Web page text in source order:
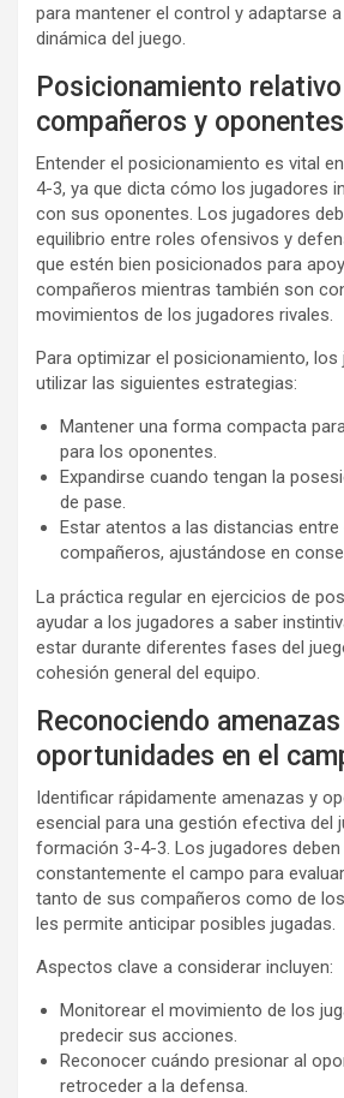
para mantener el control y adaptarse
dinámica del juego.
Posicionamiento
compañeros y oponentes
Entender el posicionamiento es vital
4-3, ya que dicta cómo los jugadores
con sus oponentes. Los jugadores
equilibrio entre roles ofensivos y
que estén bien posicionados para
compañeros mientras también son
movimientos de los jugadores rivales.
Para optimizar el posicionamiento, los
utilizar las siguientes estrategias:
Mantener una forma compacta
para los oponentes.
Expandirse cuando tengan la
de pase.
Estar atentos a las distancias entre
compañeros, ajustándose en
La práctica regular en ejercicios de
ayudar a los jugadores a saber
estar durante diferentes fases del
cohesión general del equipo.
Reconociendo
oportunidades en el
Identificar rápidamente amenazas y
esencial para una gestión efectiva del
formación 3-4-3. Los jugadores
constantemente el campo para
tanto de sus compañeros como de
les permite anticipar posibles jugadas.
Aspectos clave a considerar incluyen:
Monitorear el movimiento de los
predecir sus acciones.
Reconocer cuándo presionar al
retroceder a la defensa.